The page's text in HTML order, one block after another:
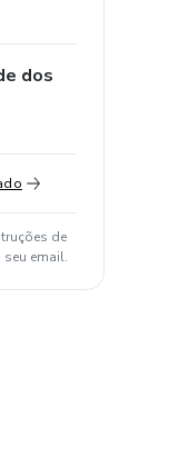
dos
de
email.